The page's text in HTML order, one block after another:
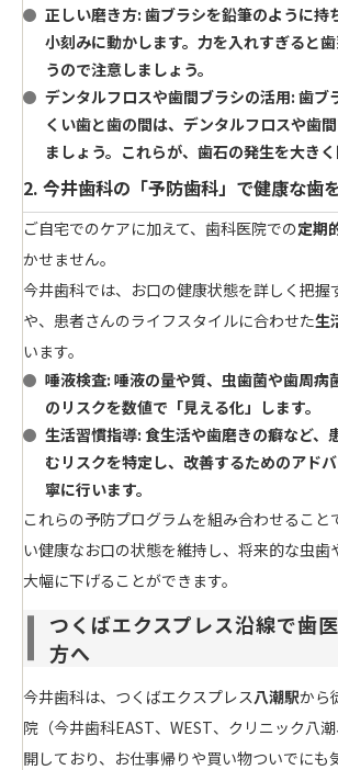
正しい磨き方: 歯ブラシを鉛筆のように持
小刻みに動かします。力を入れすぎると
うので注意しましょう。
デンタルフロスや歯間ブラシの活用: 歯ブ
くい歯と歯の間は、デンタルフロスや歯
ましょう。これらが、歯石の発生を大きく
2. 今井歯科の「予防歯科」で健康な歯
ご自宅でのケアに加えて、歯科医院での定期
かせません。
今井歯科では、お口の健康状態を詳しく把握
や、患者さんのライフスタイルに合わせた生
います。
唾液検査: 唾液の量や質、虫歯菌や歯周病
のリスクを数値で「見える化」します。
生活習慣指導: 食生活や歯磨きの癖など、
むリスクを特定し、改善するためのアド
寧に行います。
これらの予防プログラムを組み合わせること
い健康なお口の状態を維持し、将来的な虫歯
大幅に下げることができます。
つくばエクスプレス沿線で歯
方へ
今井歯科は、つくばエクスプレス八潮駅から
院（今井歯科EAST、WEST、クリニック八
開しており、お仕事帰りや買い物ついでにも